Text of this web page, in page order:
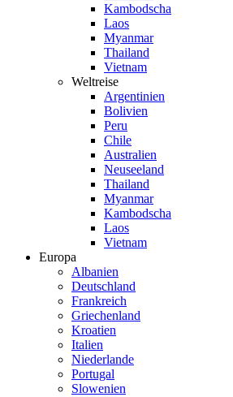
Kambodscha
Laos
Myanmar
Thailand
Vietnam
Weltreise
Argentinien
Bolivien
Peru
Chile
Australien
Neuseeland
Thailand
Myanmar
Kambodscha
Laos
Vietnam
Europa
Albanien
Deutschland
Frankreich
Griechenland
Kroatien
Italien
Niederlande
Portugal
Slowenien